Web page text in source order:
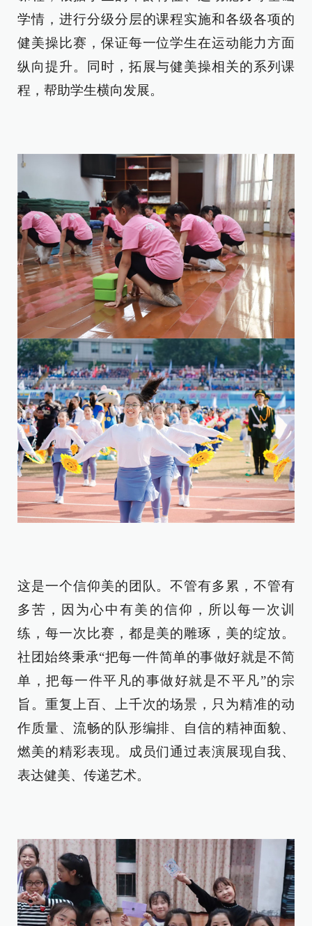
学情，进行分级分层的课程实施和各级各项的
健美操比赛，保证每一位学生在运动能力方面
纵向提升。同时，拓展与健美操相关的系列课
程，帮助学生横向发展。
这是一个信仰美的团队。不管有多累，不管有
多苦，因为心中有美的信仰，所以每一次训
练，每一次比赛，都是美的雕琢，美的绽放。
社团始终秉承“把每一件简单的事做好就是不简
单，把每一件平凡的事做好就是不平凡”的宗
旨。重复上百、上千次的场景，只为精准的动
作质量、流畅的队形编排、自信的精神面貌、
燃美的精彩表现。成员们通过表演展现自我、
表达健美、传递艺术。